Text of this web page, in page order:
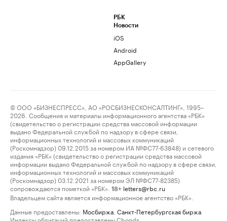
РБК
Новости
iOS
Android
AppGallery
© ООО «БИЗНЕСПРЕСС», АО «РОСБИЗНЕСКОНСАЛТИНГ», 1995–
2026. Сообщения и материалы информационного агентства «РБК»
(свидетельство о регистрации средства массовой информации
выдано Федеральной службой по надзору в сфере связи,
информационных технологий и массовых коммуникаций
(Роскомнадзор) 09.12.2015 за номером ИА №ФС77-63848) и сетевого
издания «РБК» (свидетельство о регистрации средства массовой
информации выдано Федеральной службой по надзору в сфере связи,
информационных технологий и массовых коммуникаций
(Роскомнадзор) 03.12.2021 за номером ЭЛ №ФС77-82385)
сопровождаются пометкой «РБК».
18+ letters@rbc.ru
Владельцем сайта является информационное агентство «РБК».
Данные предоставлены: Мосбиржа Санкт-Петербургская биржа